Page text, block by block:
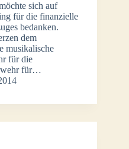
sich auf
für die finanzielle
bedanken.
dem
musikalische
für die
für…